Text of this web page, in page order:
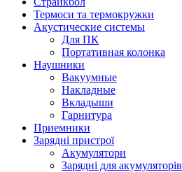
Термоси та термокружки
Акустические системы
Для ПК
Портативная колонка
Наушники
Вакуумные
Накладные
Вкладыши
Гарнитура
Приемники
Зарядні пристрої
Акумулятори
Зарядні для акумуляторів